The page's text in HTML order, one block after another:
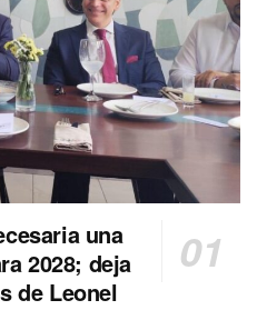
una
2028; deja
de Leonel